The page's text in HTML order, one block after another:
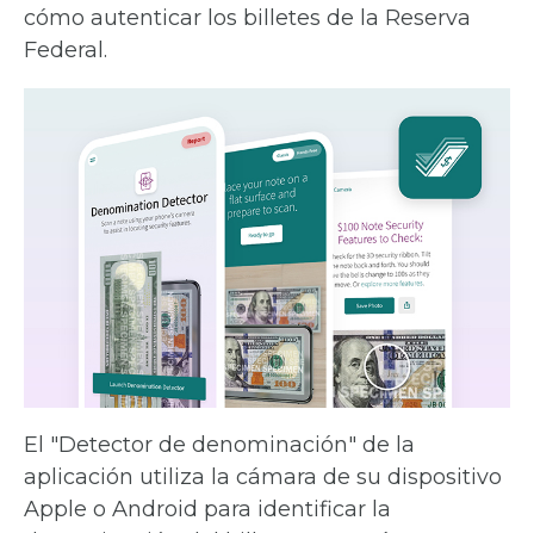
cómo autenticar los billetes de la Reserva
Federal.
El "Detector de denominación" de la
aplicación utiliza la cámara de su dispositivo
Apple o Android para identificar la